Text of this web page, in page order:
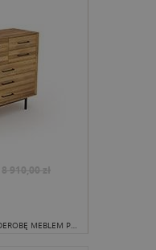
8 910,00 zł
OTO POMYSŁ, JAK ZASTĄPIĆ GARDEROBĘ MEBLEM POJEMNYM, LECZ INNYM NIŻ OLBRZYMIE SZAFY.